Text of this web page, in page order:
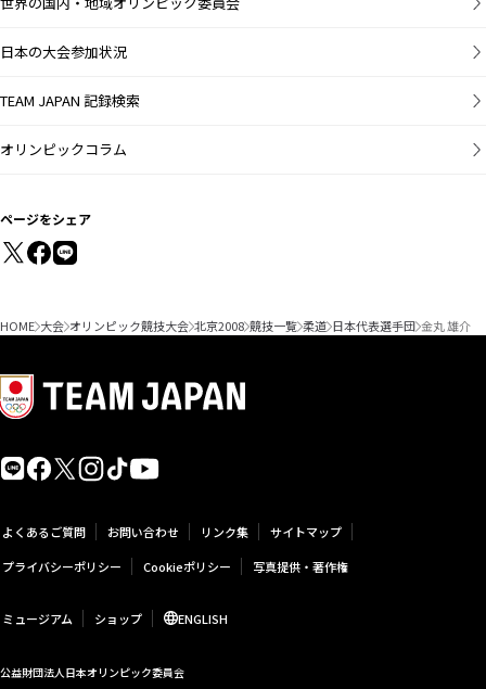
日本の大会参加状況
TEAM JAPAN 記録検索
オリンピックコラム
ページをシェア
HOME 大会 オリンピック競技大会 北京2008 競技一覧 柔道 日本代表選手団 金丸 雄介
よくあるご質問 お問い合わせ リンク集
サイトマップ
プライバシーポリシー
Cookieポリシー 写真提供・著作権
ミュージアム ショップ ENGLISH
公益財団法人日本オリンピック委員会